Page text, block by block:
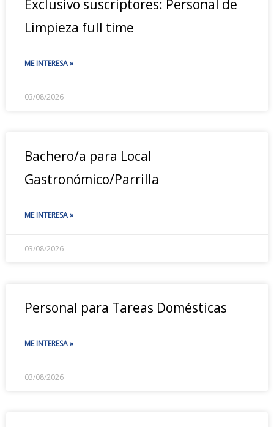
Exclusivo suscriptores: Personal de
Limpieza full time
ME INTERESA »
03/08/2026
Bachero/a para Local
Gastronómico/Parrilla
ME INTERESA »
03/08/2026
Personal para Tareas Domésticas
ME INTERESA »
03/08/2026